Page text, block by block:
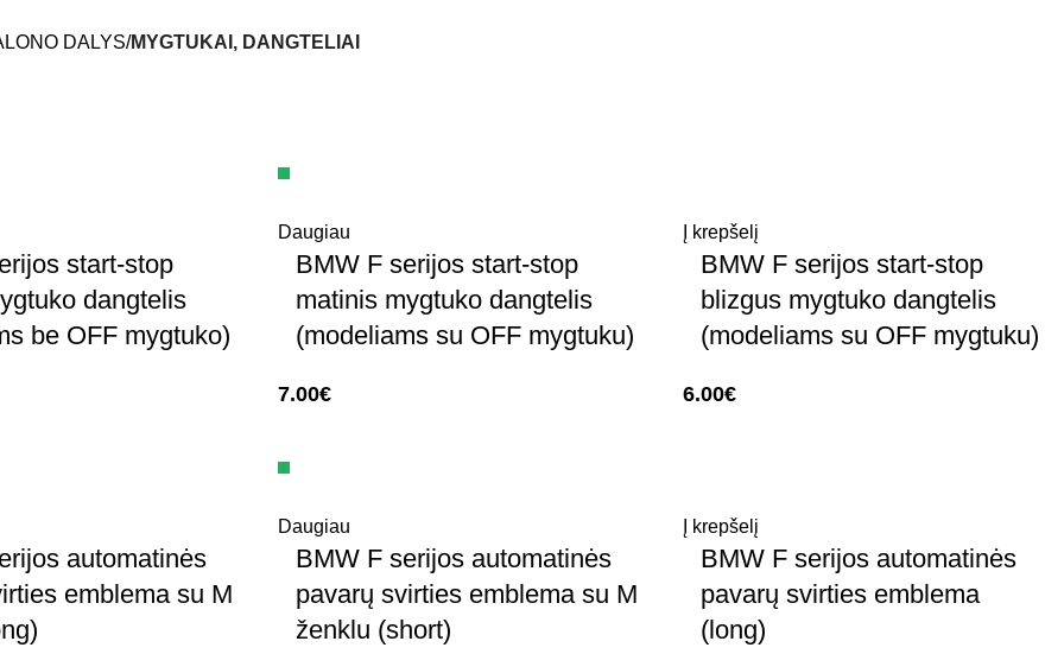
DALYS MYGTUKAI, DANGTELIAI
start-stop
dangtelis
be OFF mygtuko)
Daugiau
BMW F serijos start-stop
matinis mygtuko dangtelis
(modeliams su OFF mygtuku)
7.00€
Į krepšelį
BMW F serijos start-stop
blizgus mygtuko dangtelis
(modeliams su OFF mygtuku)
6.00€
automatinės
emblema su M
Daugiau
BMW F serijos automatinės
pavarų svirties emblema su M
ženklu (short)
Į krepšelį
BMW F serijos automatinės
pavarų svirties emblema
(long)